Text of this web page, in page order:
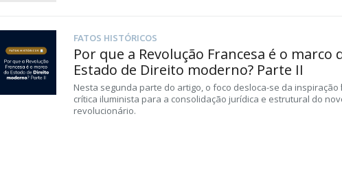
FATOS HISTÓRICOS
Por que a Revolução Francesa é o marco
Estado de Direito moderno? Parte II
Nesta segunda parte do artigo, o foco desloca-se da inspiração
crítica iluminista para a consolidação jurídica e estrutural do
revolucionário.